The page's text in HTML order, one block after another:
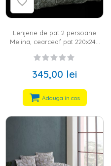
Lenjerie de pat 2 persoane
Melina, cearceaf pat 220x240
fete perna 50x70 cm, 100%
345,00 lei
Adauga in cos